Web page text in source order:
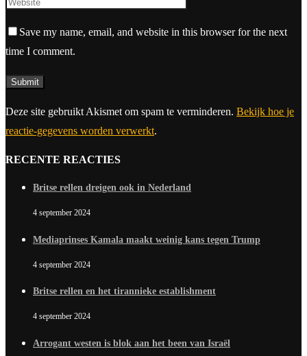
Save my name, email, and website in this browser for the next
time I comment.
Deze site gebruikt Akismet om spam te verminderen. Bekijk hoe je
reactie-gegevens worden verwerkt.
RECENTE REACTIES
Britse rellen dreigen ook in Nederland
4 september 2024
Mediaprinses Kamala maakt weinig kans tegen Trump
4 september 2024
Britse rellen en het tirannieke establishment
4 september 2024
Arrogant westen is blok aan het been van Israël